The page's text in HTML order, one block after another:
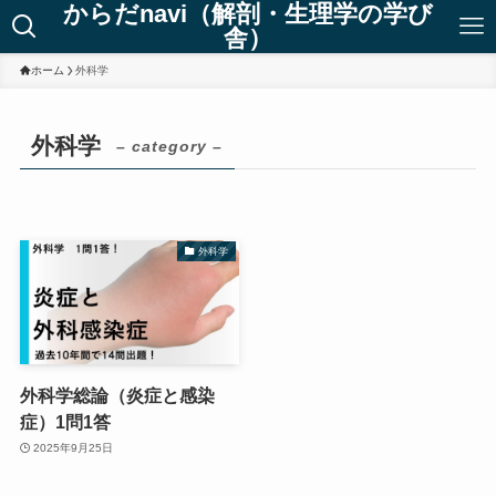
からだnavi（解剖・生理学の学び
舎）
ホーム 外科学
外科学 – category –
外科学
外科学総論（炎症と感染
症）1問1答
2025年9月25日